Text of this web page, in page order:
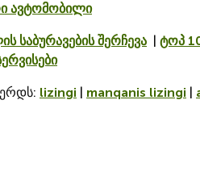
ავტომობილი
საბურავების შერჩევა ტოპ
lizingi manqanis lizingi